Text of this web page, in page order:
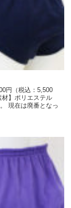
円（税込：5,500
】ポリエステル
現在は廃番となっ